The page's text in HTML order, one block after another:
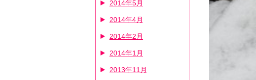
2014年5月
2014年4月
2014年2月
2014年1月
2013年11月